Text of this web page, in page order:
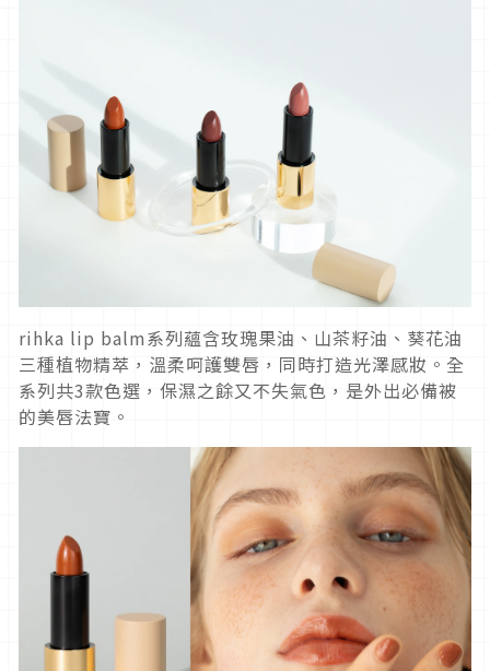
rihka lip balm系列蘊含玫瑰果油、山茶籽油、葵花油
三種植物精萃，溫柔呵護雙唇，同時打造光澤感妝。全
系列共3款色選，保濕之餘又不失氣色，是外出必備被
的美唇法寶。